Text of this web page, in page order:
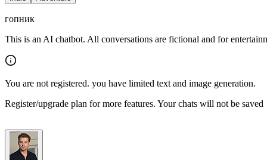
гопник
This is an AI chatbot. All conversations are fictional and for
You are not registered. you have limited text and image generation.
Register/upgrade plan for more features. Your chats will not be saved